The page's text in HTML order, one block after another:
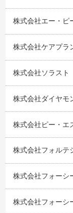
株式会社エー・ピ
株式会社ケアプラ
株式会社ソラス
株式会社ダイヤモ
株式会社ピー・エ
株式会社フォルテ
株式会社フォーシ
株式会社フォー